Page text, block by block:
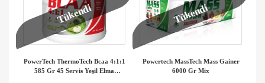
Tükendi
PowerTech ThermoTech Bcaa 4:1:1
585 Gr 45 Servis Yeşil Elma
Tükendi
Powertech MassTech Mass Gainer
6000 Gr Mix